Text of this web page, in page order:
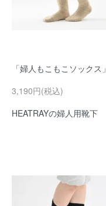
「婦人もこもこソックス」
3,190円(税込)
HEATRAYの婦人用靴下